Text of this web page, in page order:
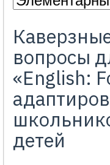
вопросы
«English:
детей